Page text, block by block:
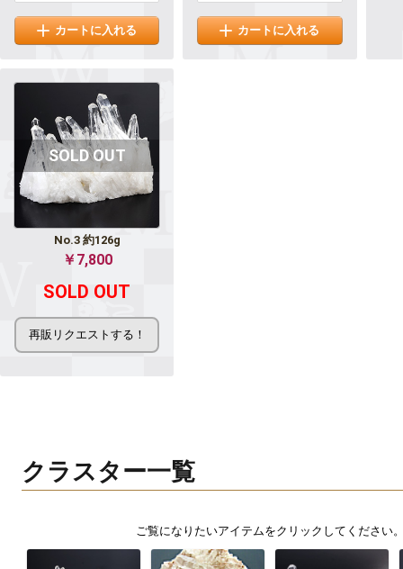
カートに入れる カートに入れる
No.3 約126g
￥7,800
SOLD OUT
クラスター一覧